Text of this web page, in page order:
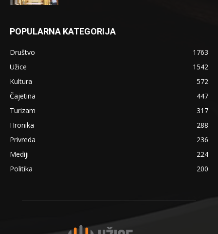
POPULARNA KATEGORIJA
Društvo
1763
Užice
1542
Kultura
572
Čajetina
447
Turizam
317
Hronika
288
Privreda
236
Mediji
224
Politika
200